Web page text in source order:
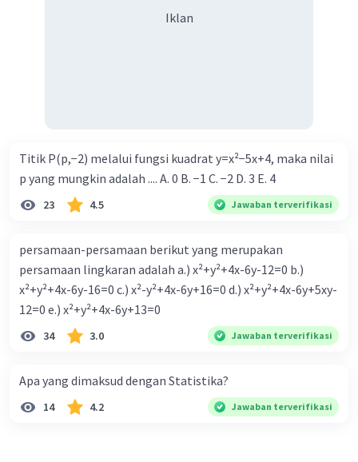
Iklan
Titik P(p,−2) melalui fungsi kuadrat y=x²−5x+4, maka nilai
p yang mungkin adalah .... A. 0 B. −1 C. −2 D. 3 E. 4
23 4.5 Jawaban terverifikasi
persamaan-persamaan berikut yang merupakan
persamaan lingkaran adalah a.) x²+y²+4x-6y-12=0 b.)
x²+y²+4x-6y-16=0 c.) x²-y²+4x-6y+16=0 d.) x²+y²+4x-6y+5xy-
12=0 e.) x²+y²+4x-6y+13=0
34 3.0 Jawaban terverifikasi
Apa yang dimaksud dengan Statistika?
14 4.2 Jawaban terverifikasi